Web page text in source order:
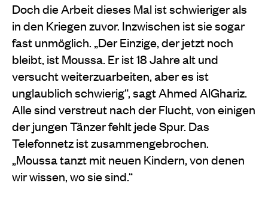
Doch die Arbeit dieses Mal ist schwieriger als
in den Kriegen zuvor. Inzwischen ist sie sogar
fast unmöglich. „Der Einzige, der jetzt noch
bleibt, ist Moussa. Er ist 18 Jahre alt und
versucht weiterzuarbeiten, aber es ist
unglaublich schwierig“, sagt Ahmed AlGhariz.
Alle sind verstreut nach der Flucht, von einigen
der jungen Tänzer fehlt jede Spur. Das
Telefonnetz ist zusammengebrochen.
„Moussa tanzt mit neuen Kindern, von denen
wir wissen, wo sie sind.“